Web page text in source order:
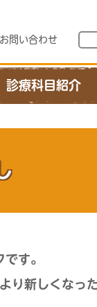
お問い合わせ
診療科目紹介
す。
新しくなっ